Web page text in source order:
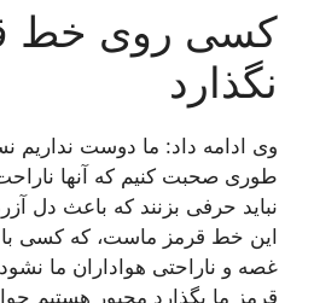
کسی روی خط
نگذارد
وی ادامه داد: ما دوست نداریم
طوری صحبت کنیم که آنها
نباید حرفی بزنند که باعث دل‌
این خط قرمز ماست، که کسی
غصه و ناراحتی هواداران ما
قرمز ما بگذارد مجبور هستیم